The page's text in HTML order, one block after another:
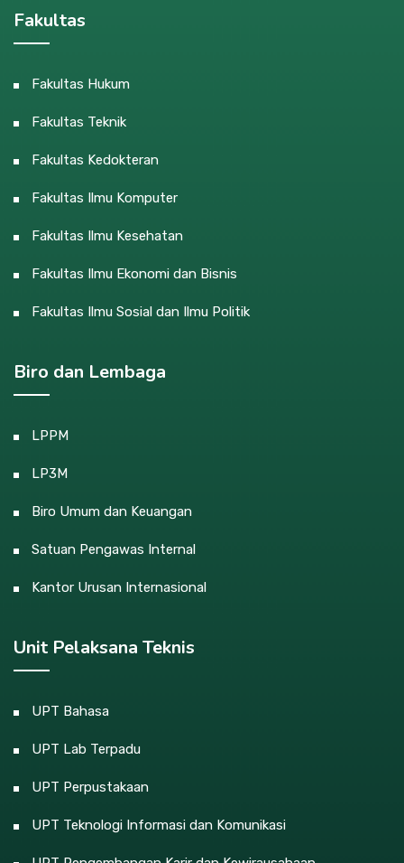
Fakultas
Fakultas Hukum
Fakultas Teknik
Fakultas Kedokteran
Fakultas Ilmu Komputer
Fakultas Ilmu Kesehatan
Fakultas Ilmu Ekonomi dan Bisnis
Fakultas Ilmu Sosial dan Ilmu Politik
Biro dan Lembaga
LPPM
LP3M
Biro Umum dan Keuangan
Satuan Pengawas Internal
Kantor Urusan Internasional
Unit Pelaksana Teknis
UPT Bahasa
UPT Lab Terpadu
UPT Perpustakaan
UPT Teknologi Informasi dan Komunikasi